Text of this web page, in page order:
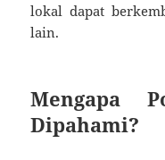
lokal dapat
lain.
Mengapa
Dipahami?